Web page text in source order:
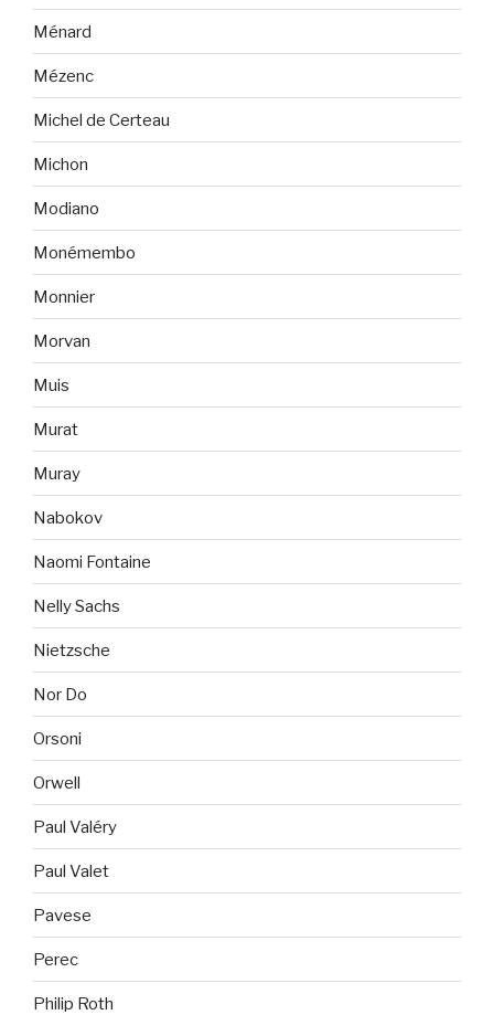
Ménard
Mézenc
Michel de Certeau
Michon
Modiano
Monémembo
Monnier
Morvan
Muis
Murat
Muray
Nabokov
Naomi Fontaine
Nelly Sachs
Nietzsche
Nor Do
Orsoni
Orwell
Paul Valéry
Paul Valet
Pavese
Perec
Philip Roth